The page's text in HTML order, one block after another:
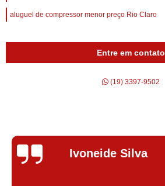
aluguel de compressor menor preço Rio Claro
Entre em contato
(19) 3397-9502
Silvana Alves